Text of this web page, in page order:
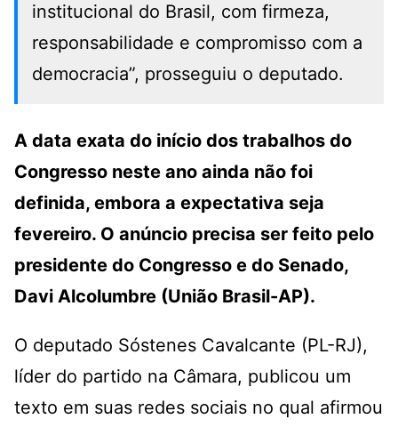
institucional do Brasil, com firmeza,
responsabilidade e compromisso com a
democracia”, prosseguiu o deputado.
A data exata do início dos trabalhos do
Congresso neste ano ainda não foi
definida, embora a expectativa seja
fevereiro. O anúncio precisa ser feito pelo
presidente do Congresso e do Senado,
Davi Alcolumbre (União Brasil-AP).
O deputado Sóstenes Cavalcante (PL-RJ),
líder do partido na Câmara, publicou um
texto em suas redes sociais no qual afirmou